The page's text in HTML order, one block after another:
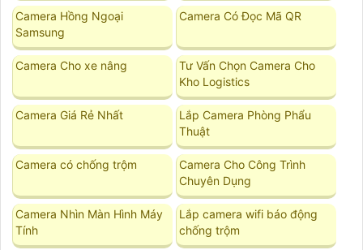
Camera Hồng Ngoại
Samsung
Camera Có Đọc Mã QR
Camera Cho xe nâng
Tư Vấn Chọn Camera Cho
Kho Logistics
Camera Giá Rẻ Nhất
Lắp Camera Phòng Phẩu
Thuật
Camera có chống trộm
Camera Cho Công Trình
Chuyên Dụng
Camera Nhìn Màn Hình Máy
Tính
Lắp camera wifi báo động
chống trộm